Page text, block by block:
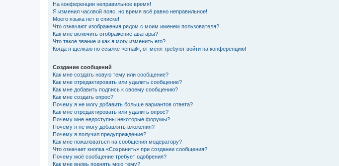
На конференции неправильное время!
Я изменил часовой пояс, но время всё равно неправильное!
Моего языка нет в списке!
Что означают изображения рядом с моим именем пользователя?
Как мне включить отображение аватары?
Что такое звание и как я могу изменить его?
Когда я щёлкаю по ссылке «email», от меня требуют войти на конференцию!
Создание сообщений
Как мне создать новую тему или сообщение?
Как мне отредактировать или удалить сообщение?
Как мне добавить подпись к своему сообщению?
Как мне создать опрос?
Почему я не могу добавить больше вариантов ответа?
Как мне отредактировать или удалить опрос?
Почему мне недоступны некоторые форумы?
Почему я не могу добавлять вложения?
Почему я получил предупреждение?
Как мне пожаловаться на сообщения модератору?
Что означает кнопка «Сохранить» при создании сообщения?
Почему моё сообщение требует одобрения?
Как мне вновь поднять мою тему?